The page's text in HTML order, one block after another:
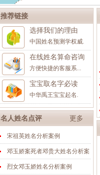
推荐链接
选择我们的理由
中国姓名预测学权威.
在线姓名算命咨询
方便快捷的客服系...
宝宝取名字必读
中华禹王宝宝起名.
名人姓名点评 更多
宋祖英姓名分析案例
邓玉娇案死者邓贵大姓名分析案
烈女邓玉娇姓名分析案例